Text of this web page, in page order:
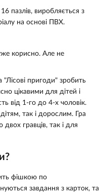
пазлів, виробляється з
на основі ПВХ.
корисно. Але не
"Лісові пригоди" зробить
цікавими для дітей і
від 1-го до 4-х чоловік.
так і дорослим. Гра
двох гравців, так і для
фішкою по
завдання з карток, та